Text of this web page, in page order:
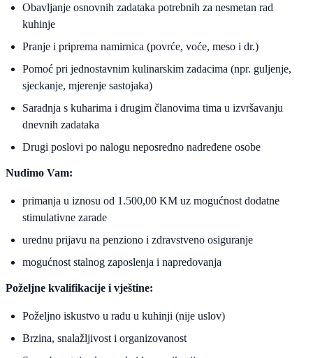
Obavljanje osnovnih zadataka potrebnih za nesmetan rad
kuhinje
Pranje i priprema namirnica (povrće, voće, meso i dr.)
Pomoć pri jednostavnim kulinarskim zadacima (npr. guljenje,
sjeckanje, mjerenje sastojaka)
Saradnja s kuharima i drugim članovima tima u izvršavanju
dnevnih zadataka
Drugi poslovi po nalogu neposredno nadređene osobe
Nudimo Vam:
primanja u iznosu od 1.500,00 KM uz mogućnost dodatne
stimulativne zarade
urednu prijavu na penziono i zdravstveno osiguranje
mogućnost stalnog zaposlenja i napredovanja
Poželjne kvalifikacije i vještine:
Poželjno iskustvo u radu u kuhinji (nije uslov)
Brzina, snalažljivost i organizovanost